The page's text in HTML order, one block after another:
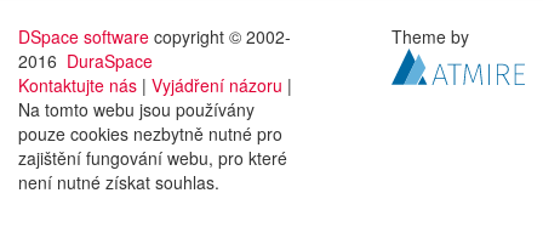
DSpace software copyright © 2002-
2016 DuraSpace
Kontaktujte nás | Vyjádření názoru |
Na tomto webu jsou používány
pouze cookies nezbytně nutné pro
zajištění fungování webu, pro které
není nutné získat souhlas.
Theme by